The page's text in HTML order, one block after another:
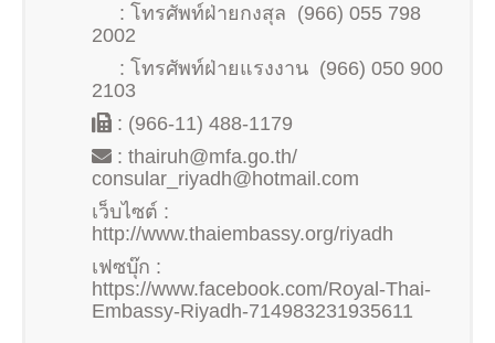
: โทรศัพท์ฝ่ายกงสุล (966) 055 798
2002
: โทรศัพท์ฝ่ายแรงงาน (966) 050 900
2103
: (966-11) 488-1179
: thairuh@mfa.go.th/
consular_riyadh@hotmail.com
เว็บไซต์ :
http://www.thaiembassy.org/riyadh
เฟซบุ๊ก :
https://www.facebook.com/Royal-Thai-
Embassy-Riyadh-714983231935611